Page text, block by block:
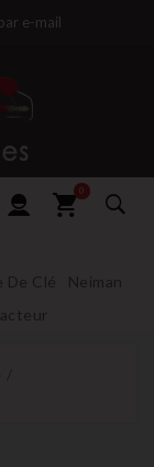
e-mail
0
De Clé
Neiman